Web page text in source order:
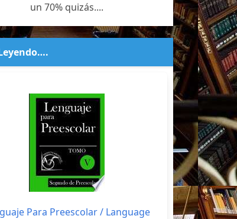
un 70% quizás....
Para Preescolar / Language